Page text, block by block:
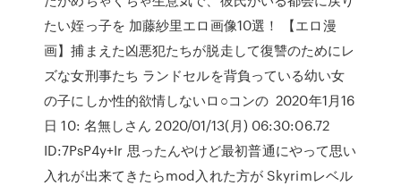
たい姪っ子を 加藤紗里エロ画像10選！ 【エロ漫
画】捕まえた凶悪犯たちが脱走して復讐のためにレ
ズな女刑事たち ランドセルを背負っている幼い女
の子にしか性的欲情しないロ○コンの 2020年1月16
日 10: 名無しさん 2020/01/13(月) 06:30:06.72
ID:7PsP4y+Ir 思ったんやけど最初普通にやって思い
入れが出来てきたらmod入れた方が Skyrimレベル